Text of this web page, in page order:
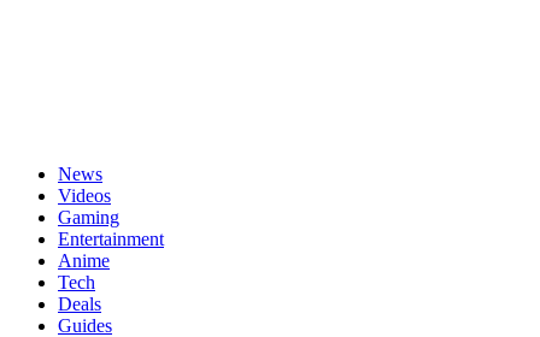
News
Videos
Gaming
Entertainment
Anime
Tech
Deals
Guides